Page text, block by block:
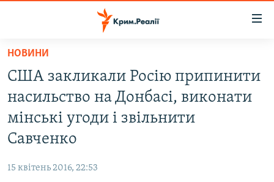
Перейти
основного
матеріалу
Перейти
до
основної
Перейти
ВІДЕО ТА ФОТО
ПОЛІТИКА
НОВИНИ
США закликали Росію припинити
насильство на Донбасі, виконати
мінські угоди і звільнити
Савченко
15 квітень 2016, 22:53